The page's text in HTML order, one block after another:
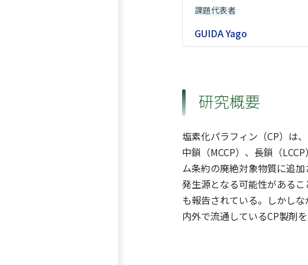
課題代表者
GUIDA Yago
研究概要
塩素化パラフィン（CP）は
中鎖（MCCP）、長鎖（
ム条約の廃絶対象物質に追
発生源となる可能性がある
も報告されている。しかし
内外で流通しているCP製剤